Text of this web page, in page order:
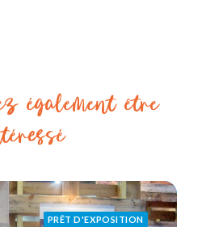
également être
PRÊT D'EXPOSITION